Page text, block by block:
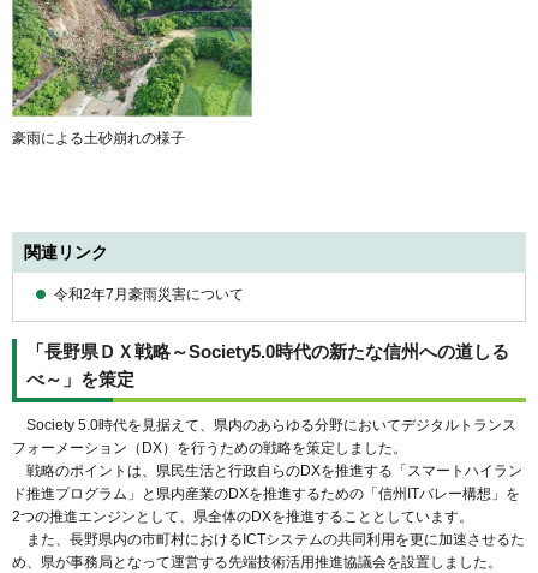
豪雨による土砂崩れの様子
関連リンク
令和2年7月豪雨災害について
「長野県ＤＸ戦略～Society5.0時代の新たな信州への道しる
べ～」を策定
Society 5.0時代を見据えて、県内のあらゆる分野においてデジタルトランス
フォーメーション（DX）を行うための戦略を策定しました。
戦略のポイントは、県民生活と行政自らのDXを推進する「スマートハイラン
ド推進プログラム」と県内産業のDXを推進するための「信州ITバレー構想」を
2つの推進エンジンとして、県全体のDXを推進することとしています。
また、長野県内の市町村におけるICTシステムの共同利用を更に加速させるた
め、県が事務局となって運営する先端技術活用推進協議会を設置しました。